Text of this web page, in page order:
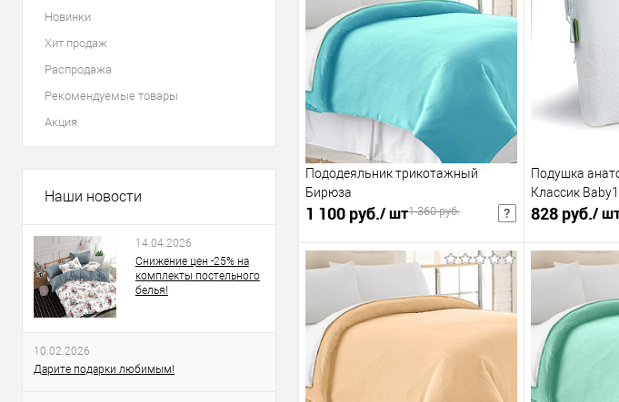
Новинки
Хит продаж
Распродажа
Рекомендуемые товары
Акция
Наши новости
14.04.2026
Снижение цен -25% на
комплекты постельного
белья!
10.02.2026
Дарите подарки любимым!
Пододеяльник трикотажный
Бирюза
1 100 руб./ шт1 360 руб.
1 768 руб./ шт Розничная цена
В корзину
Купить в 1 клик
К сравнению
Подушка
Классик
828 руб./
1 404 руб./
Купить в 1 клик
К сравнению